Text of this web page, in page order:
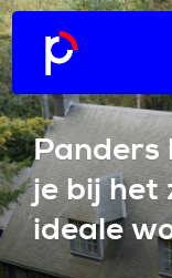
Panders
je bij het
ideale